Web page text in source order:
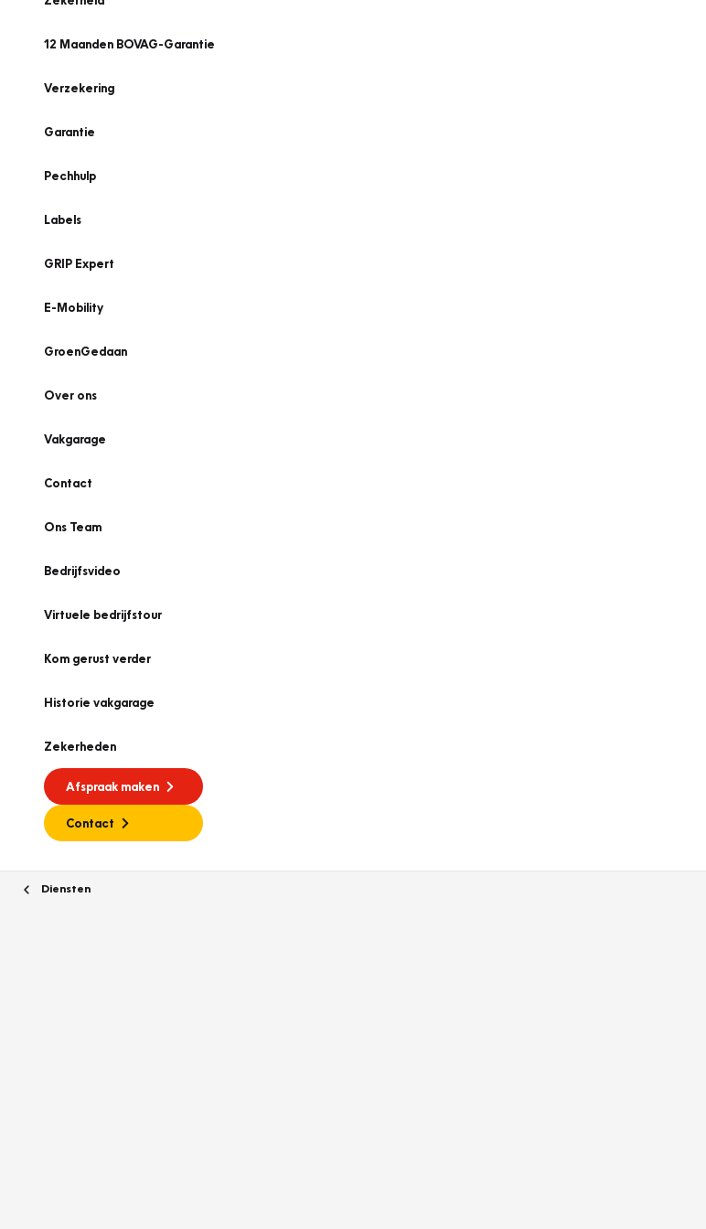
12 Maanden BOVAG-Garantie
Verzekering
Garantie
Pechhulp
Labels
GRIP Expert
E-Mobility
GroenGedaan
Over ons
Vakgarage
Contact
Ons Team
Bedrijfsvideo
Virtuele bedrijfstour
Kom gerust verder
Historie vakgarage
Zekerheden
Afspraak maken
Contact
Diensten